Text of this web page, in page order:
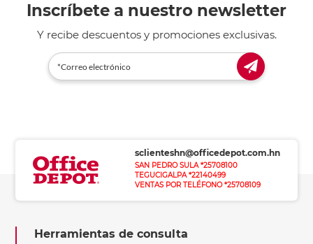
Inscríbete a nuestro newsletter
Y recibe descuentos y promociones exclusivas.
sclienteshn@officedepot.com.hn
SAN PEDRO SULA *25708100
TEGUCIGALPA *22140499
VENTAS POR TELÉFONO *25708109
Herramientas de consulta